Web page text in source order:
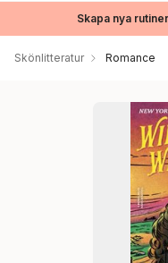
Skapa nya
Skönlitteratur Romance